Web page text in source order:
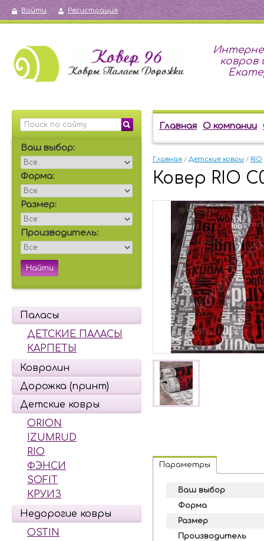
Войти Регистрация
ковров
Ваш выбор:
Форма:
Размер:
Производитель:
Паласы
ДЕТСКИЕ ПАЛАСЫ
КАРПЕТЫ
Ковролин
Дорожка (принт)
Детские ковры
ORION
IZUMRUD
RIO
ФЭНСИ
SOFIT
КРУИЗ
Недорогие ковры
OSTIN
Главная О компании
Главная / Детские ковры / RIO
Ковер RIO
Параметры
Ваш выбор
Форма
Размер
Производитель